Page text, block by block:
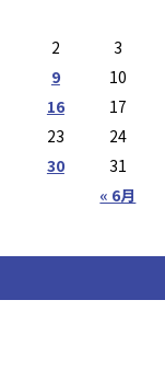
« 6月
2
3
9
10
16
17
23
24
30
31